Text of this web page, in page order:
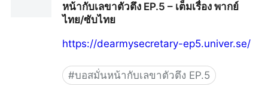
หน้ากับเลขาตัวตึง EP.5 – เต็มเรื่อง พากย์
ไทย/ซับไทย
https://dearmysecretary-ep5.univer.se/
#บอสมั่นหน้ากับเลขาตัวตึง EP.5